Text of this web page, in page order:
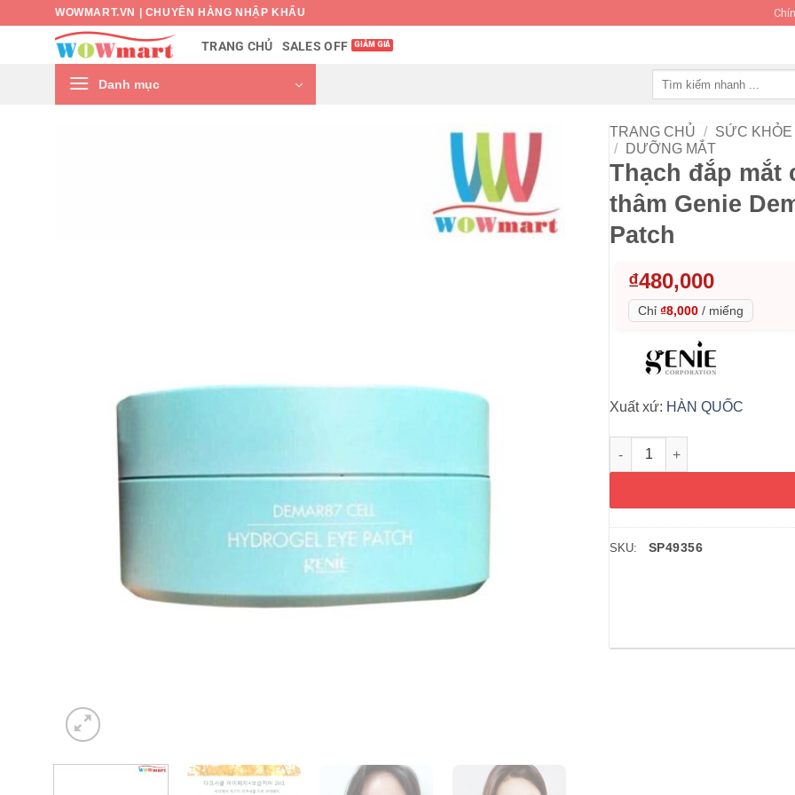
WOWMART.VN | CHUYÊN HÀNG NHẬP KHẨU
TRANG CHỦ SALES OFF
Danh mục
TRANG CHỦ / SỨC
/
DƯỠNG MẮT
Thạch đắp mắt
thâm Genie
Patch
₫480,000
Chỉ ₫8,000 / miếng
Xuất xứ: HÀN QUỐC
Thạch đắp mắt chống nhăn
SKU: SP49356